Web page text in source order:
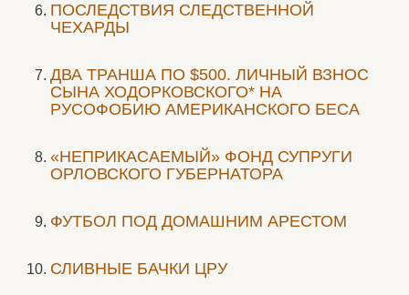
ПОСЛЕДСТВИЯ СЛЕДСТВЕННОЙ
ЧЕХАРДЫ
ДВА ТРАНША ПО $500. ЛИЧНЫЙ ВЗНОС
СЫНА ХОДОРКОВСКОГО* НА
РУСОФОБИЮ АМЕРИКАНСКОГО БЕСА
«НЕПРИКАСАЕМЫЙ» ФОНД СУПРУГИ
ОРЛОВСКОГО ГУБЕРНАТОРА
ФУТБОЛ ПОД ДОМАШНИМ АРЕСТОМ
СЛИВНЫЕ БАЧКИ ЦРУ